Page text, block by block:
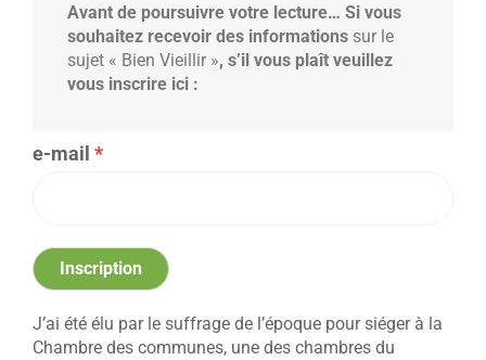
Avant de poursuivre votre lecture… Si vous
souhaitez recevoir des informationssur le
sujet « Bien Vieillir », s’il vous plaît veuillez
vous inscrire ici :
e-mail
Inscription
J’ai été élu par le suffrage de l’époque pour siéger à la
Chambre des communes, une des chambres du